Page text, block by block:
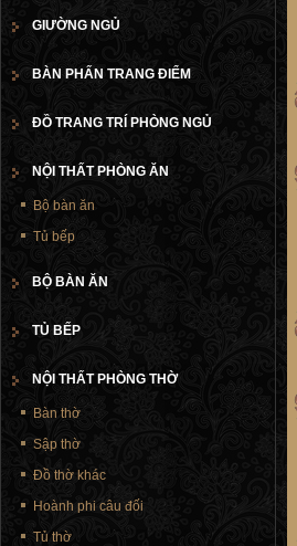
GIƯỜNG NGỦ
BÀN PHẤN TRANG ĐIỂM
ĐỒ TRANG TRÍ PHÒNG NGỦ
NỘI THẤT PHÒNG ĂN
Bộ bàn ăn
Tủ bếp
BỘ BÀN ĂN
TỦ BẾP
NỘI THẤT PHÒNG THỜ
Bàn thờ
Sập thờ
Đồ thờ khác
Hoành phi câu đối
Tủ thờ